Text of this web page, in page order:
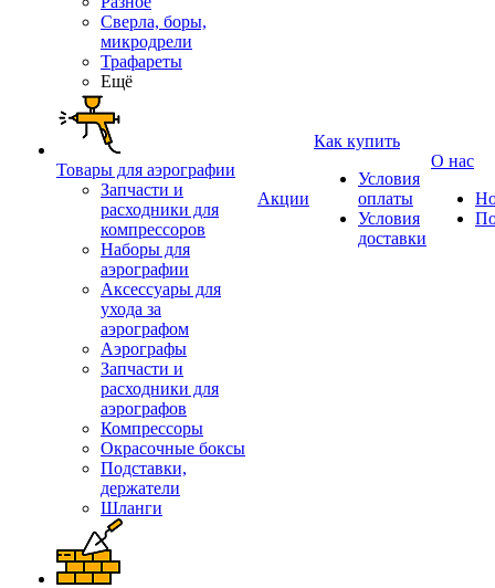
Сверла, боры,
микродрели
Трафареты
Ещё
Товары для аэрографии
Запчасти и
расходники для
компрессоров
Наборы для
аэрографии
Аксессуары для
ухода за
аэрографом
Аэрографы
Запчасти и
расходники для
аэрографов
Компрессоры
Окрасочные боксы
Подставки,
держатели
Шланги
Акции
Как купить
Условия
оплаты
Условия
доставки
О нас